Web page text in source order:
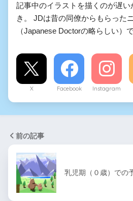
記事中のイラストを描くのが遅
き。 JDは昔の同僚からもらった
（Japanese Doctorの略らしい）で
X Facebook Instagram
前の記事
乳児期（０歳）での